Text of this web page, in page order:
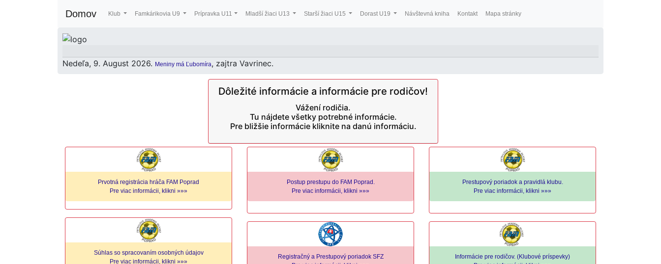
Domov Klub Famkárikovia U9 Prípravka U11 Mladší žiaci U13 Starší žiaci U15 Dorast U19 Návštevná kniha Kontakt Mapa stránky
Nedeľa, 9. August 2026. Meniny má Ľubomíra, zajtra Vavrinec.
Dôležité informácie a informácie pre rodičov!
Vážení rodičia.
Tu nájdete všetky potrebné informácie.
Pre bližšie informácie kliknite na danú informáciu.
Prvotná registrácia hráča FAM Poprad
Pre viac informácii, klikni »»»
Súhlas so spracovaním osobných údajov
Pre viac informácii, klikni »»»
Postup prestupu do FAM Poprad.
Pre viac informácii, klikni »»»
Registračný a Prestupový poriadok SFZ
Prestupový poriadok a pravidlá klubu.
Pre viac informácii, klikni »»»
Informácie pre rodičov. (Klubové príspevky)